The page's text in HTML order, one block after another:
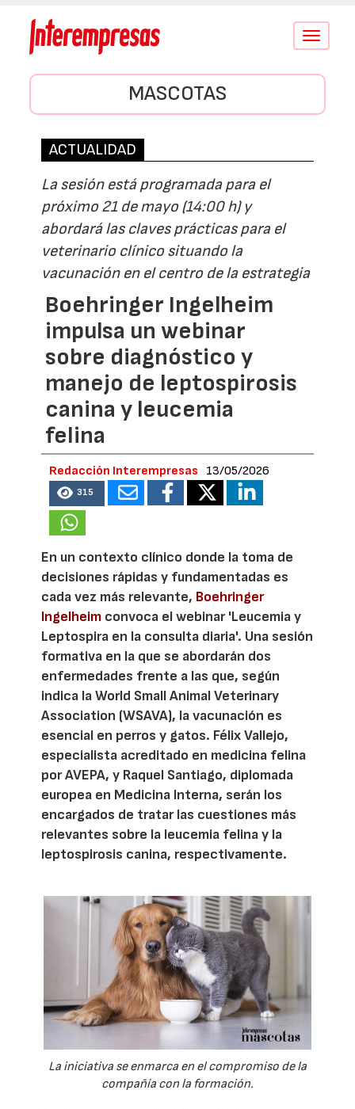
Conmutar
MASCOTAS
ACTUALIDAD
La sesión está programada para el
próximo 21 de mayo (14:00 h) y
abordará las claves prácticas para el
veterinario clínico situando la
vacunación en el centro de la estrategia
Boehringer Ingelheim
impulsa un webinar
sobre diagnóstico y
manejo de leptospirosis
canina y leucemia
felina
Redacción Interempresas 13/05/2026
315
En un contexto clínico donde la toma de
decisiones rápidas y fundamentadas es
cada vez más relevante, Boehringer
Ingelheim convoca el webinar 'Leucemia y
Leptospira en la consulta diaria'. Una sesión
formativa en la que se abordarán dos
enfermedades frente a las que, según
indica la World Small Animal Veterinary
Association (WSAVA), la vacunación es
esencial en perros y gatos. Félix Vallejo,
especialista acreditado en medicina felina
por AVEPA, y Raquel Santiago, diplomada
europea en Medicina Interna, serán los
encargados de tratar las cuestiones más
relevantes sobre la leucemia felina y la
leptospirosis canina, respectivamente.
La iniciativa se enmarca en el compromiso de la
compañía con la formación.